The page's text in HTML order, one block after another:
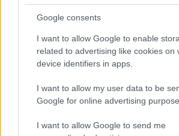
Google consents
I want to allow Google to enable
related to advertising like cookies on
device identifiers in apps.
I want to allow my user data to be
Google for online advertising
I want to allow Google to send me
ΣΗΜΕΡΑ ΣΤΟ IATRONET.GR